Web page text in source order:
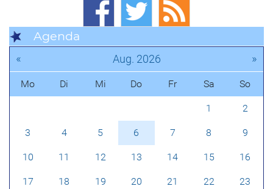
Agenda
« Aug. 2026 »
Mo Di Mi Do Fr Sa So
1 2
3 4 5 6 7 8 9
10 11 12 13 14 15 16
17 18 19 20 21 22 23